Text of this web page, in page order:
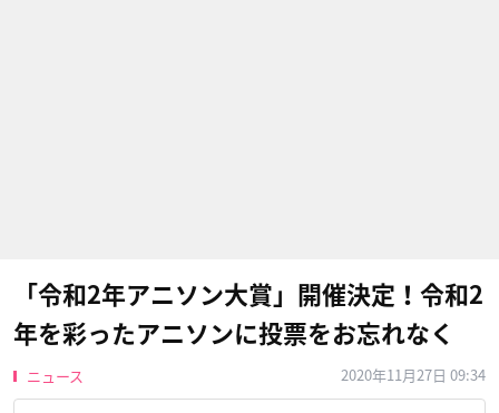
「令和2年アニソン大賞」開催決定！令和2
年を彩ったアニソンに投票をお忘れなく
ニュース 2020年11月27日 09:34